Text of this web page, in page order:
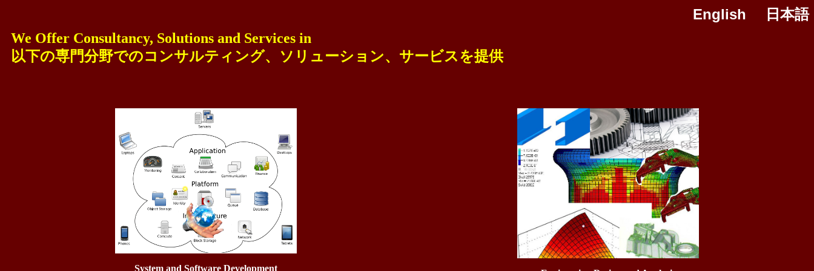
English 日本語
We Offer Consultancy, Solutions and Services in
以下の専門分野でのコンサルティング、ソリューション、サービスを提供
System and Software Development